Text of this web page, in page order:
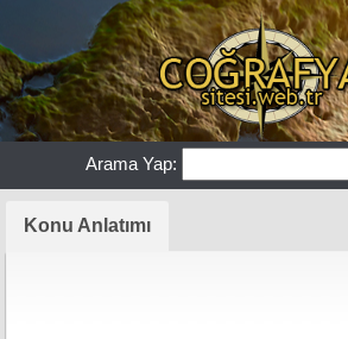
Arama Yap:
Konu Anlatımı